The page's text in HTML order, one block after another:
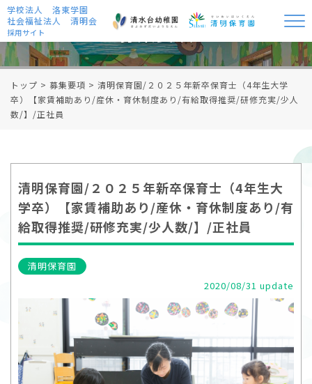
学校法人 洛東学園
社会福祉法人 清明会
採用サイト 募集要項
トップ > 募集要項 > 清明保育園/２０２５年新卒保育士（4年生大学
卒）【家賃補助あり/産休・育休制度あり/有給取得推奨/研修充実/少人
数/】/正社員
清明保育園/２０２５年新卒保育士（4年生大
学卒）【家賃補助あり/産休・育休制度あり/有
給取得推奨/研修充実/少人数/】/正社員
清明保育園
2020/08/31 update